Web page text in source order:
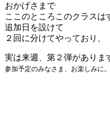
おかげさまで
ここのところこのクラスは
追加日を設けて
２回に分けてやっており、
実は来週、第２弾がありま
参加予定のみなさま、お楽しみに。